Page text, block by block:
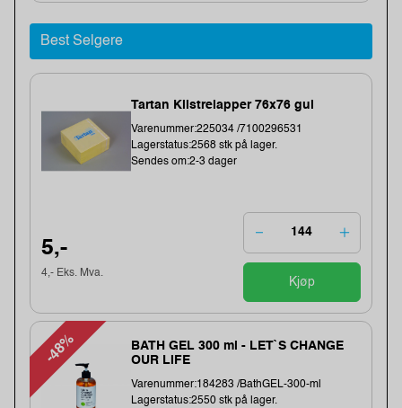
Best Selgere
Tartan Klistrelapper 76x76 gul
Varenummer:225034 /7100296531
Lagerstatus:2568 stk på lager.
Sendes om:2-3 dager
5,-
4,- Eks. Mva.
Kjøp
-48%
BATH GEL 300 ml - LET`S CHANGE
OUR LIFE
Varenummer:184283 /BathGEL-300-ml
Lagerstatus:2550 stk på lager.